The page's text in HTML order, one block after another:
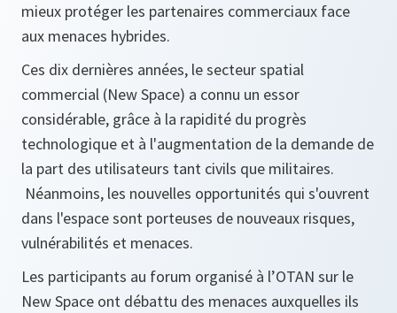
mieux protéger les partenaires commerciaux face
aux menaces hybrides.
Ces dix dernières années, le secteur spatial
commercial (New Space) a connu un essor
considérable, grâce à la rapidité du progrès
technologique et à l'augmentation de la demande de
la part des utilisateurs tant civils que militaires.
Néanmoins, les nouvelles opportunités qui s'ouvrent
dans l'espace sont porteuses de nouveaux risques,
vulnérabilités et menaces.
Les participants au forum organisé à l’OTAN sur le
New Space ont débattu des menaces auxquelles ils